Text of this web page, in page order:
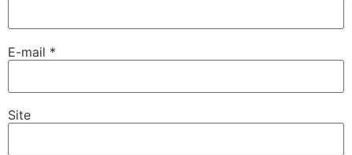
E-mail *
Site